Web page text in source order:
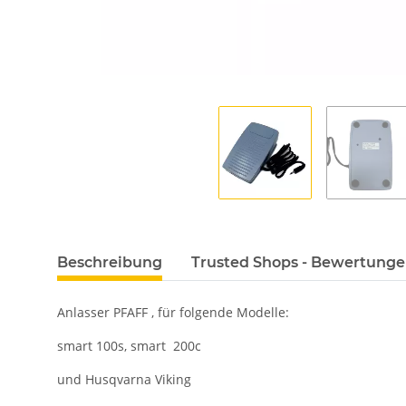
Beschreibung Trusted Shops -
Anlasser PFAFF , für folgende Modelle:
smart 100s, smart 200c
und Husqvarna Viking